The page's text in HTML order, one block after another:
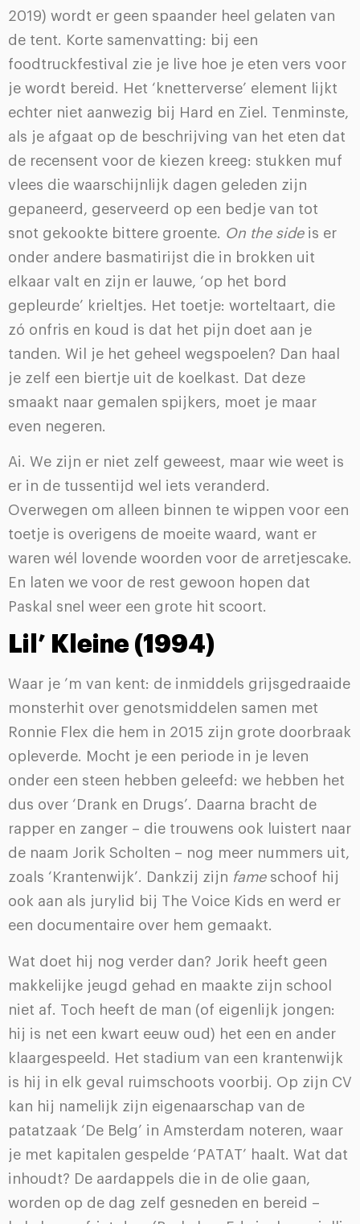
2019) wordt er geen spaander heel gelaten van
de tent. Korte samenvatting: bij een
foodtruckfestival zie je live hoe je eten vers voor
je wordt bereid. Het ‘knetterverse’ element lijkt
echter niet aanwezig bij Hard en Ziel. Tenminste,
als je afgaat op de beschrijving van het eten dat
de recensent voor de kiezen kreeg: stukken muf
vlees die waarschijnlijk dagen geleden zijn
gepaneerd, geserveerd op een bedje van tot
snot gekookte bittere groente. On the sideis er
onder andere basmatirijst die in brokken uit
elkaar valt en zijn er lauwe, ‘op het bord
gepleurde’ krieltjes. Het toetje: worteltaart, die
zó onfris en koud is dat het pijn doet aan je
tanden. Wil je het geheel wegspoelen? Dan haal
je zelf een biertje uit de koelkast. Dat deze
smaakt naar gemalen spijkers, moet je maar
even negeren.
Ai. We zijn er niet zelf geweest, maar wie weet is
er in de tussentijd wel iets veranderd.
Overwegen om alleen binnen te wippen voor een
toetje is overigens de moeite waard, want er
waren wél lovende woorden voor de arretjescake.
En laten we voor de rest gewoon hopen dat
Paskal snel weer een grote hit scoort.
Lil’ Kleine (1994)
Waar je ’m van kent: de inmiddels grijsgedraaide
monsterhit over genotsmiddelen samen met
Ronnie Flex die hem in 2015 zijn grote doorbraak
opleverde. Mocht je een periode in je leven
onder een steen hebben geleefd: we hebben het
dus over ‘Drank en Drugs’. Daarna bracht de
rapper en zanger – die trouwens ook luistert naar
de naam Jorik Scholten – nog meer nummers uit,
zoals ‘Krantenwijk’. Dankzij zijn fameschoof hij
ook aan als jurylid bij The Voice Kids en werd er
een documentaire over hem gemaakt.
Wat doet hij nog verder dan? Jorik heeft geen
makkelijke jeugd gehad en maakte zijn school
niet af. Toch heeft de man (of eigenlijk jongen:
hij is net een kwart eeuw oud) het een en ander
klaargespeeld. Het stadium van een krantenwijk
is hij in elk geval ruimschoots voorbij. Op zijn CV
kan hij namelijk zijn eigenaarschap van de
patatzaak ‘De Belg’ in Amsterdam noteren, waar
je met kapitalen gespelde ‘PATAT’ haalt. Wat dat
inhoudt? De aardappels die in de olie gaan,
worden op de dag zelf gesneden en bereid –